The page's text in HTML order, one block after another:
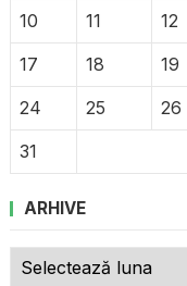
10
11 12
17
18 19
24
25 26
31
ARHIVE
Arhive